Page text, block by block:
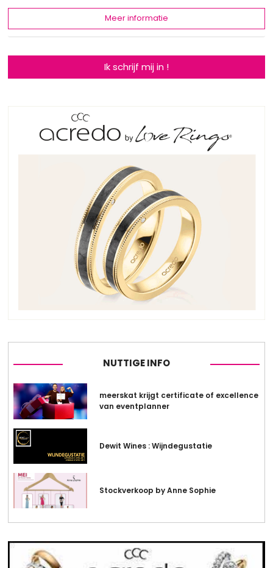
Meer informatie
Ik schrijf mij in !
NUTTIGE INFO
meerskat krijgt certificate of excellence
van eventplanner
Dewit Wines : Wijndegustatie
Stockverkoop by Anne Sophie